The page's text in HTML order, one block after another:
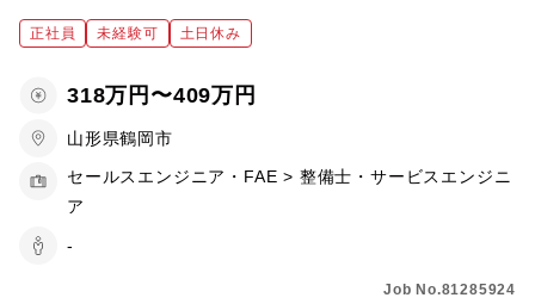
正社員 未経験可 土日休み
318万円〜409万円
山形県鶴岡市
セールスエンジニア・FAE > 整備士・サービスエンジニ
ア
-
Job No.81285924